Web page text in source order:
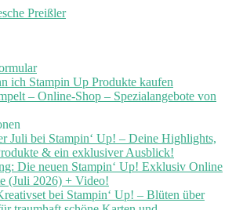
ich Stampin Up Produkte kaufen
– Online-Shop – Spezialangebote von
Juli bei Stampin‘ Up! – Deine Highlights,
& ein exklusiver Ausblick!
Die neuen Stampin‘ Up! Exklusiv Online
(Juli 2026) + Video!
bei Stampin‘ Up! – Blüten über